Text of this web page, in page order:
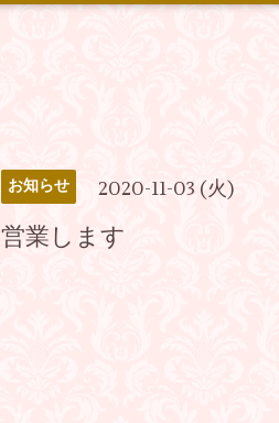
お知らせ 2020-11-03 (火)
営業します